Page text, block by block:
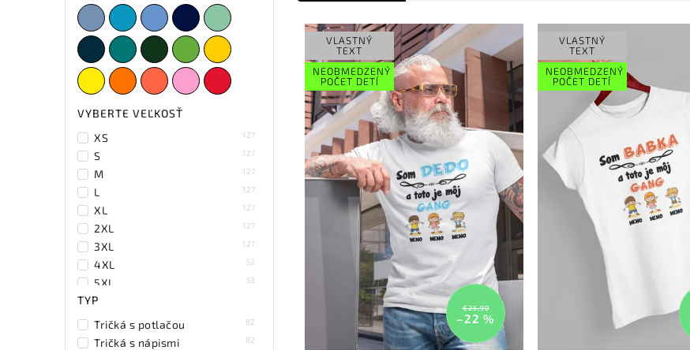
Petrolejová 2
VYBERTE VEĽKOSŤ
XS
127
S 127
M 127
L 127
XL 127
2XL 127
3XL 127
4XL 53
5XL 53
110/4 roky
122/6 rokov
134/8 rokov
TYP
Tričká s potlačou
82
Tričká s nápismi 82
VLASTNÝ
TEXT
NEOBMEDZENÝ
POČET DETÍ
€25,90
–22 %
VLASTNÝ
TEXT
NEOBMEDZENÝ
POČET DETÍ